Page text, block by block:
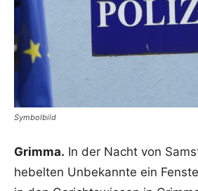
Symbolbild
Grimma. In der Nacht von
hebelten Unbekannte ein